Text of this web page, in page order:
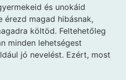
és unokáid
érezd magad hibásnak,
költöd. Feltehetőleg
minden lehetségest
jó nevelést. Ezért, most